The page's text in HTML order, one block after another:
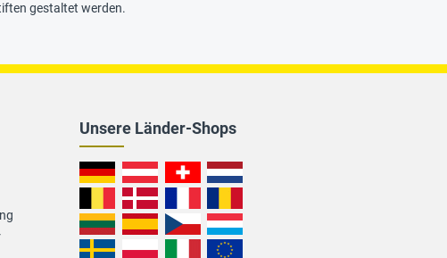
gestaltet werden.
Unsere Länder-Shops